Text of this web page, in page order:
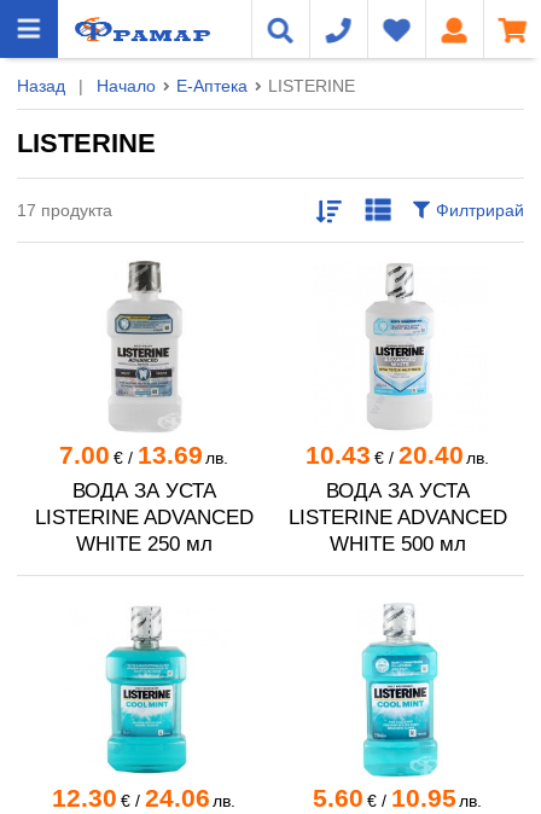
Назад | Начало Е-Аптека LISTERINE
LISTERINE
17 продукта Филтрирай
7.00 €/ 13.69 лв.
ВОДА ЗА УСТА
LISTERINE ADVANCED
WHITE 250 мл
10.43 €/ 20.40 лв.
ВОДА ЗА УСТА
LISTERINE ADVANCED
WHITE 500 мл
12.30 €/ 24.06 лв. 5.60 €/ 10.95 лв.